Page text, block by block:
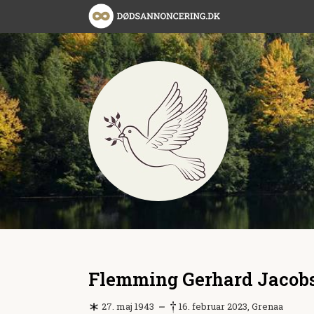
Flemming Gerhard
27. maj 1943 16. februar 2023, Grenaa